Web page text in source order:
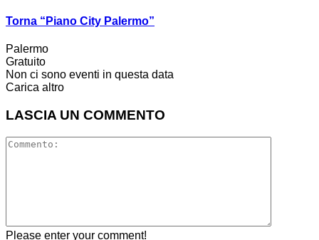
Torna “Piano City Palermo”
Palermo
Gratuito
Non ci sono eventi in questa data
Carica altro
LASCIA UN COMMENTO
Please enter your comment!